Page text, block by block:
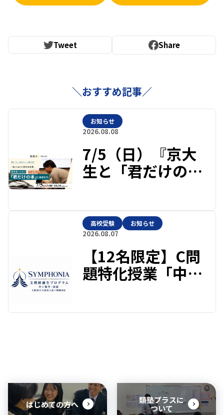
Tweet Share
＼おすすめ記事／
お知らせ
2026.08.08
7/5（日）『京大
生と「君だけの
～京大生×類塾プ
ラス特別イベント
～
高校受験 お知らせ
2026.08.07
【12名限定】C問
題特化授業「中3
ラム
はじめての方へ
類塾プラスに
ついて